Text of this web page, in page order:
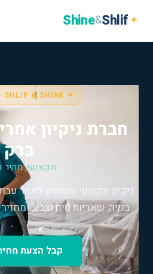
✦
Shlif
&
Shine
✦ SHLIF & SHINE — בני ברק
חברת ניקיון
ברק
מקצועי, מהיר
ניקיון מקצועי ומעמיק לאחר
בנייה, שאריות טיח וצבע,
קבל הצעת